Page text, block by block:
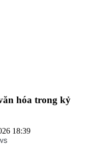
hóa trong kỷ
18:39